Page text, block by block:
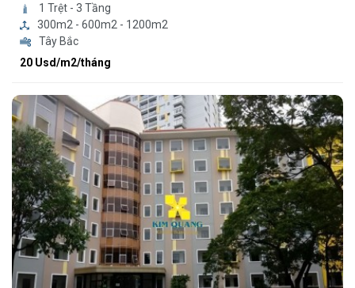
1 Trệt - 3 Tầng
300m2 - 600m2 - 1200m2
Tây Bắc
20 Usd/m2/tháng